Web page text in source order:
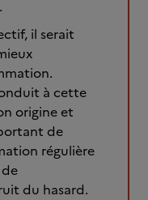
il serait
à cette
origine et
de
régulière
du hasard.